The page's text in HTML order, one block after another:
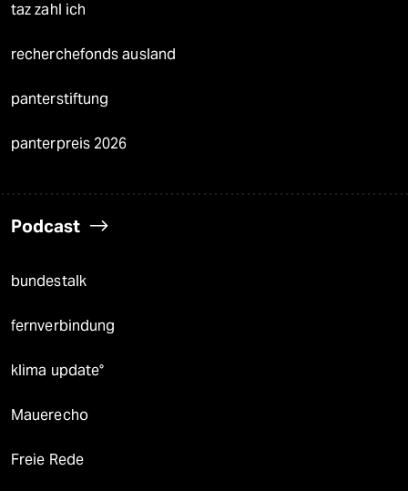
taz zahl ich
recherchefonds ausland
panterstiftung
panterpreis 2026
Podcast
bundestalk
fernverbindung
klima update°
Mauerecho
Freie Rede